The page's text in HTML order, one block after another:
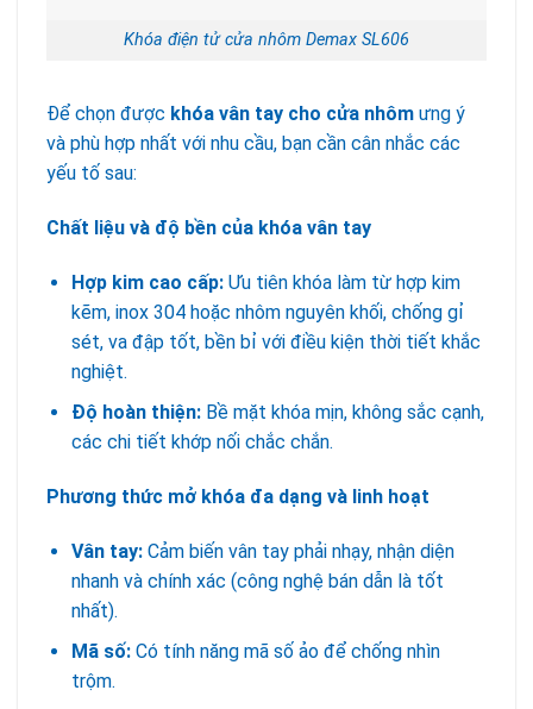
Khóa điện tử cửa nhôm Demax SL606
Để chọn được khóa vân tay cho cửa nhôm ưng ý
và phù hợp nhất với nhu cầu, bạn cần cân nhắc các
yếu tố sau:
Chất liệu và độ bền của khóa vân tay
Hợp kim cao cấp:Ưu tiên khóa làm từ hợp kim
kẽm, inox 304 hoặc nhôm nguyên khối, chống gỉ
sét, va đập tốt, bền bỉ với điều kiện thời tiết khắc
nghiệt.
Độ hoàn thiện:Bề mặt khóa mịn, không sắc cạnh,
các chi tiết khớp nối chắc chắn.
Phương thức mở khóa đa dạng và linh hoạt
Vân tay:Cảm biến vân tay phải nhạy, nhận diện
nhanh và chính xác (công nghệ bán dẫn là tốt
nhất).
Mã số:Có tính năng mã số ảo để chống nhìn
trộm.